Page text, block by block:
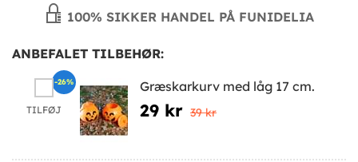
100% SIKKER HANDEL PÅ FUNIDELIA
ANBEFALET TILBEHØR:
TILFØJ
Græskarkurv med låg 17 cm.
29 kr 39 kr
-26%